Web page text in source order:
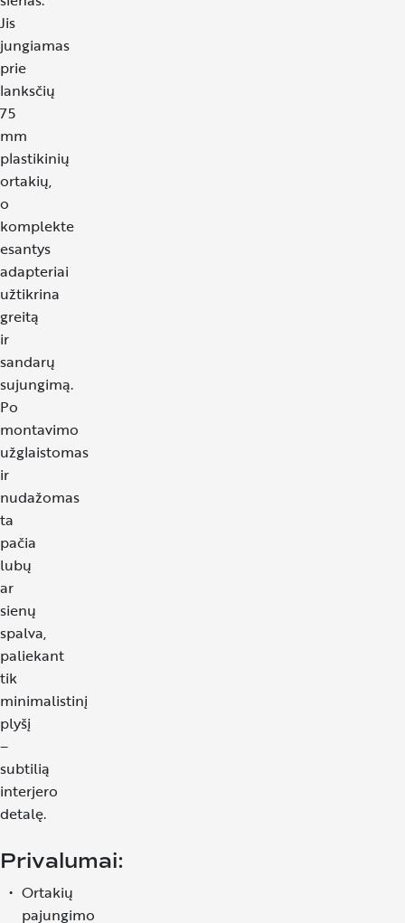
Jis
jungiamas
prie
lanksčių
75
mm
plastikinių
ortakių,
o
komplekte
esantys
adapteriai
užtikrina
greitą
ir
sandarų
sujungimą.
Po
montavimo
užglaistomas
ir
nudažomas
ta
pačia
lubų
ar
sienų
spalva,
paliekant
tik
minimalistinį
plyšį
–
subtilią
interjero
detalę.
Privalumai:
Ortakių
pajungimo